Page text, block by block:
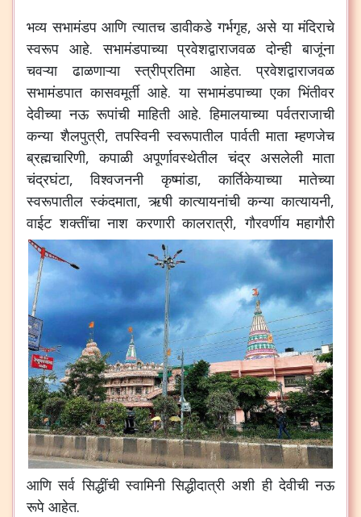
भव्य सभामंडप आणि त्यातच डावीकडे गर्भगृह, असे या मंदिराचे
स्वरूप आहे.सभामंडपाच्या प्रवेशद्वाराजवळ दोन्ही बाजूंना
चवऱ्या
ढाळणाऱ्या स्त्रीप्रतिमा आहेत.प्रवेशद्वाराजवळ
सभामंडपात कासवमूर्ती आहे.या सभामंडपाच्या एका भिंतीवर
देवीच्या नऊ रूपांची माहिती आहे.हिमालयाच्या पर्वतराजाची
कन्या शैलपुत्री,तपस्विनी स्वरूपातील पार्वती माता म्हणजेच
ब्रह्मचारिणी,कपाळी अपूर्णावस्थेतील चंद्र असलेली माता
चंद्रघंटा,विश्वजननी कृष्मांडा,कार्तिकेयाच्या
मातेच्या
स्वरूपातील स्कंदमाता,ऋषी कात्यायनांची कन्या कात्यायनी,
वाईट शक्तींचा नाश करणारी कालरात्री,गौरवर्णीय महागौरी
आणि सर्व सिद्धींची स्वामिनी सिद्धीदात्री अशी ही देवीची नऊ
रूपे आहेत.